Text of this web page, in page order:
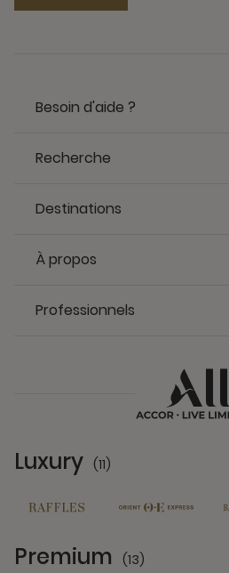
Besoin d'aide ?
Recherche
Destinations
À propos
Professionnels
Luxury (11)
Premium (13)